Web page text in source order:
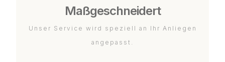
Maßgeschneidert
Unser Service wird speziell an Ihr Anliegen
angepasst.